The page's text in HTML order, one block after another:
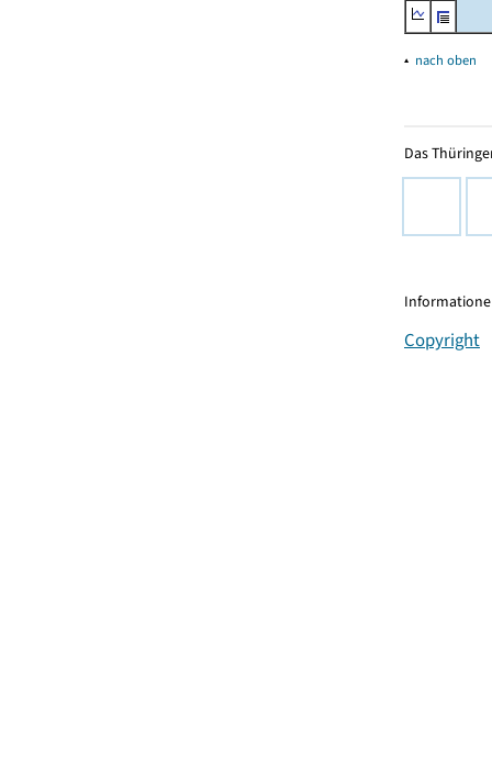
▴ nach oben
Das
Copyright